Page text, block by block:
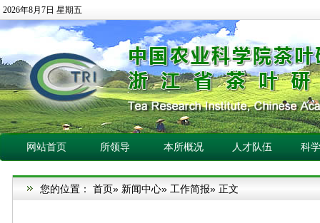
2026年8月7日 星期五
网站首页 所领导 本所概况 人才队伍 科
您的位置： 首页» 新闻中心» 工作简报» 正文